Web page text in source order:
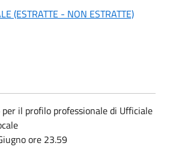
(ESTRATTE - NON ESTRATTE)
il profilo professionale di Ufficiale
ore 23.59